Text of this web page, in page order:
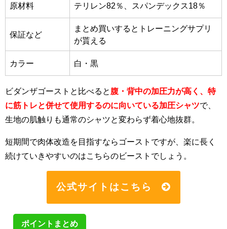
原材料 テリレン82％、スパンデックス18％
保証など
まとめ買いするとトレーニングサプリ
が貰える
カラー 白・黒
ビダンザゴーストと比べると 腹・背中の加圧力が高く、特
に筋トレと併せて使用するのに向いている加圧シャツで、
生地の肌触りも通常のシャツと変わらず着心地抜群。
短期間で肉体改造を目指すならゴーストですが、楽に長く
続けていきやすいのはこちらのビーストでしょう。
公式サイトはこちら
ポイントまとめ